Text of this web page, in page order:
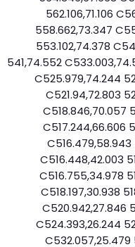
562.106,71.106
558.662,73.347
553.102,74.378
541,74.552
C525.979,74.244
C521.94,72.803
C518.846,70.057
C517.244,66.606
C516.448,42.003
C516.755,34.978
C518.197,30.938
C520.942,27.846
C524.393,26.244
C532.057,25.479